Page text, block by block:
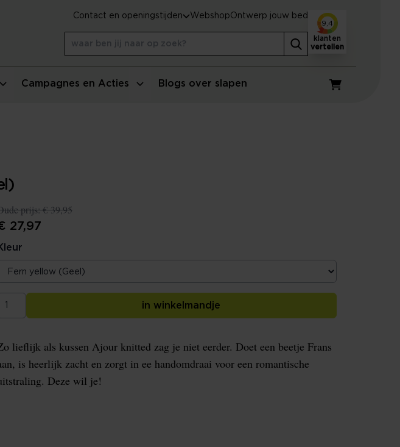
Campagnes en Acties Blogs over slapen
Winkelwagen
Contact en openingstijden WebshopOntwerp jouw bed
9,4
klanten
vertellen
prijs:€ 39,95
27,97
in winkelmandje
lieflijk als kussen Ajour knitted zag je niet eerder. Doet een beetje Frans
is heerlijk zacht en zorgt in ee handomdraai voor een romantische
Deze wil je!